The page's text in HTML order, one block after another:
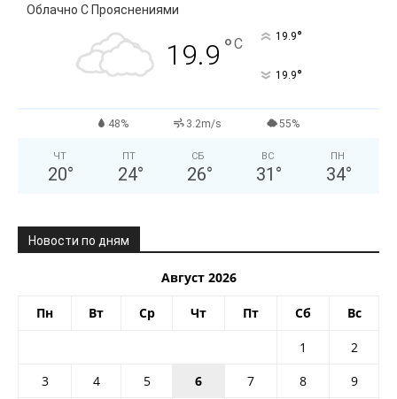
Облачно С Прояснениями
19.9 °C 19.9°
19.9°
48% 3.2m/s 55%
ЧТ
20°
ПТ
24°
СБ
26°
ВС
31 °
ПН
34°
Новости по дням
Август 2026
Пн Вт Ср Чт Пт Сб Вс
1
2
3
4 5 6 7 8
9